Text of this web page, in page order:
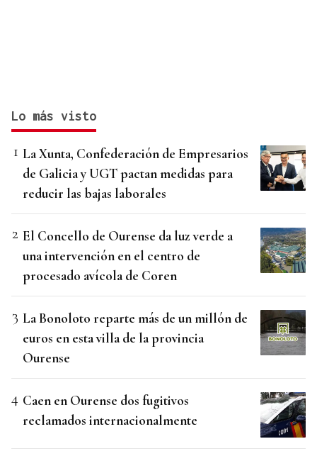
Lo más visto
La Xunta, Confederación de Empresarios
de Galicia y UGT pactan medidas para
reducir las bajas laborales
El Concello de Ourense da luz verde a
una intervención en el centro de
procesado avícola de Coren
La Bonoloto reparte más de un millón de
euros en esta villa de la provincia
Ourense
Caen en Ourense dos fugitivos
reclamados internacionalmente